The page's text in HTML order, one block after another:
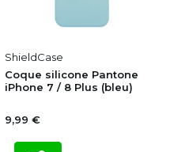
ShieldCase
Coque silicone Pantone
iPhone 7 / 8 Plus (bleu)
9,99 €